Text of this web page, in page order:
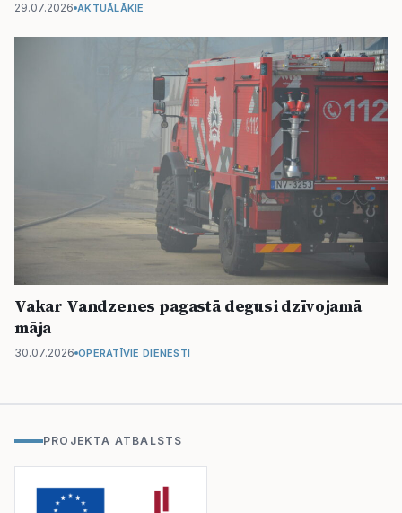
29.07.2026 AKTUĀLĀKIE
Vakar Vandzenes pagastā degusi dzīvojamā
māja
30.07.2026 OPERATĪVIE DIENESTI
PROJEKTA ATBALSTS